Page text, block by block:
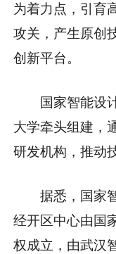
为着力点，引育
攻关，产生原创
创新平台。
国家智能设
大学牵头组建，
研发机构，推动
据悉，国家
经开区中心由国
权成立，由武汉